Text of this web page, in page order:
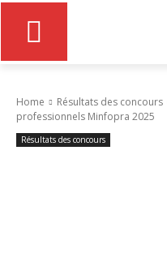
Home Résultats des concours
professionnels Minfopra 2025
Résultats des concours